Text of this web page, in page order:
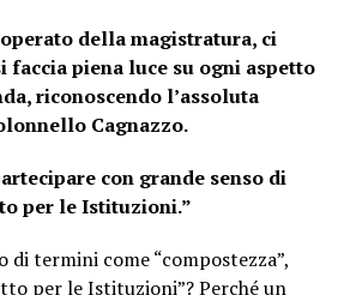
della magistratura, ci
faccia piena luce su ogni aspetto
riconoscendo l’assoluta
Cagnazzo.
con grande senso di
per le Istituzioni.”
di termini come “compostezza”,
per le Istituzioni”? Perché un